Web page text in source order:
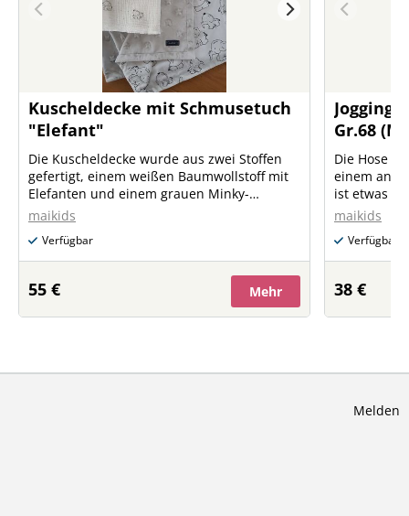
Kuscheldecke mit Schmusetuch
"Elefant"
Die Kuscheldecke wurde aus zwei Stoffen
gefertigt, einem weißen Baumwollstoff mit
Elefanten und einem grauen Minky-
Kuschelstoff mit Sternen. Die Kuscheldecke
kann für einen Aufpreis von € 5,-- gerne
personalisiert werden. Das weiße
Baumwoll-Schmusetuch mit Elefanten ist
besonders weich und saugfähig.
maikids
Verfügbar
55 € Mehr
Gr.68
Die Hose
einem
ist etwas
die
maikids
Verfügbar
38 €
Melden